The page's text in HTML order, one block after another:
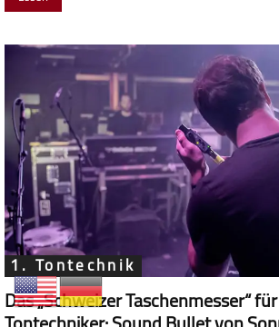
1. Tontechnik
Das „Schweizer Taschenmesser“